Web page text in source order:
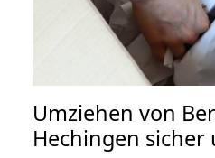
Umziehen von
Hechingen sicher